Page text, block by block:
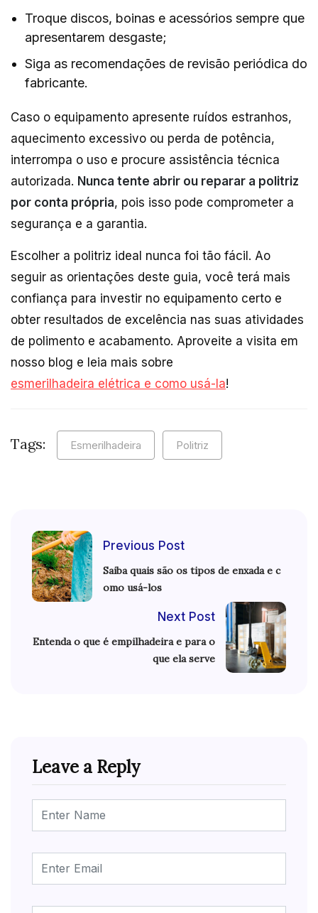
Troque discos, boinas e acessórios sempre que
apresentarem desgaste;
Siga as recomendações de revisão periódica do
fabricante.
Caso o equipamento apresente ruídos estranhos,
aquecimento excessivo ou perda de potência,
interrompa o uso e procure assistência técnica
autorizada. Nunca tente abrir ou reparar a politriz
por conta própria, pois isso pode comprometer a
segurança e a garantia.
Escolher a politriz ideal nunca foi tão fácil. Ao
seguir as orientações deste guia, você terá mais
confiança para investir no equipamento certo e
obter resultados de excelência nas suas atividades
de polimento e acabamento. Aproveite a visita em
nosso blog e leia mais sobre
esmerilhadeira elétrica e como usá-la!
Tags: Esmerilhadeira Politriz
Previous Post
Saiba quais são os tipos de enxada e c
omo usá-los
Next Post
Entenda o que é empilhadeira e para o
que ela serve
Leave a Reply